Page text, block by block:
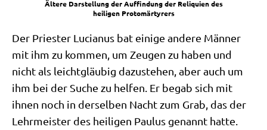
Älte­re Dar­stel­lung der Auf­fin­dung der Reli­qui­en des
hei­li­gen Protomärtyrers
Der Prie­ster Lucia­nus bat eini­ge ande­re Män­ner
mit ihm zu kom­men, um Zeu­gen zu haben und
nicht als leicht­gläu­big dazu­ste­hen, aber auch um
ihm bei der Suche zu hel­fen. Er begab sich mit
ihnen noch in der­sel­ben Nacht zum Grab, das der
Lehr­mei­ster des hei­li­gen Pau­lus genannt hat­te.